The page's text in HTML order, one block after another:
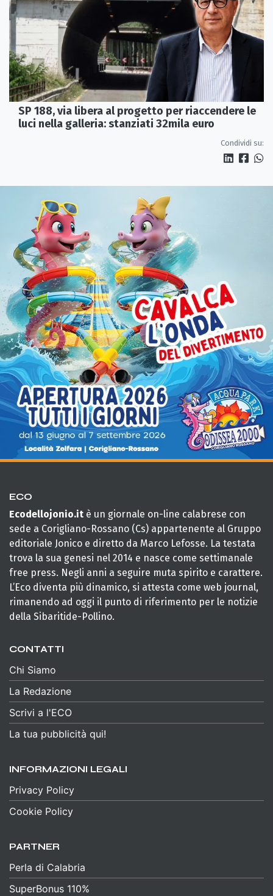
SP 188, via libera al progetto per riaccendere le
luci nella galleria: stanziati 32mila euro
Condividi su:
ECO
Ecodellojonio.it è un giornale on-line calabrese con
sede a Corigliano-Rossano (Cs) appartenente al Gruppo
editoriale Jonico e diretto da Marco Lefosse. La testata
trova la sua genesi nel 2014 e nasce come settimanale
free press. Negli anni a seguire muta spirito e carattere.
L’Eco diventa più dinamico, si attesta come web journal,
rimanendo ad oggi il punto di riferimento per le notizie
della Sibaritide-Pollino.
CONTATTI
Chi Siamo
La Redazione
Scrivi a l'ECO
La tua pubblicità qui!
INFORMAZIONI LEGALI
Privacy Policy
Cookie Policy
PARTNER
Perla di Calabria
SuperBonus 110%